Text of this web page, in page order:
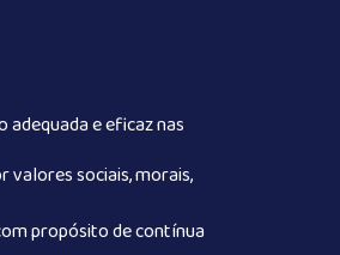
e eficaz nas
valores sociais, morais,
propósito de contínua